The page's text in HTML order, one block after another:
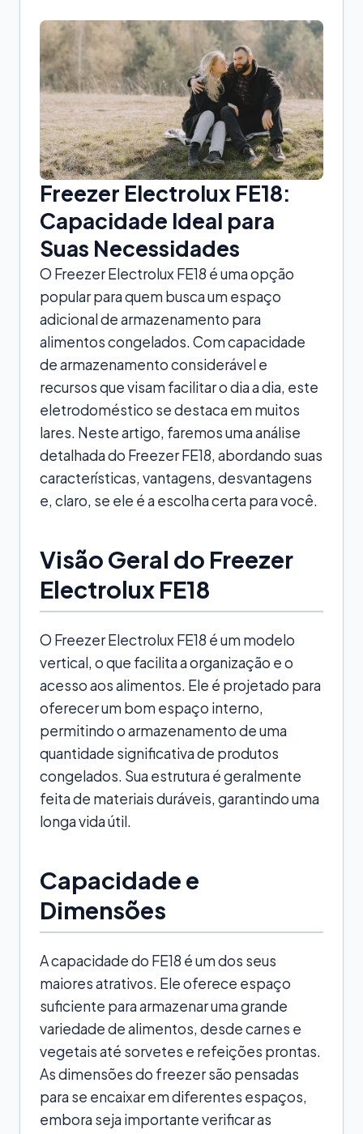
Freezer Electrolux FE18:
Capacidade Ideal para
Suas Necessidades
O Freezer Electrolux FE18 é uma opção
popular para quem busca um espaço
adicional de armazenamento para
alimentos congelados. Com capacidade
de armazenamento considerável e
recursos que visam facilitar o dia a dia, este
eletrodoméstico se destaca em muitos
lares. Neste artigo, faremos uma análise
detalhada do Freezer FE18, abordando suas
características, vantagens, desvantagens
e, claro, se ele é a escolha certa para você.
Visão Geral do Freezer
Electrolux FE18
O Freezer Electrolux FE18 é um modelo
vertical, o que facilita a organização e o
acesso aos alimentos. Ele é projetado para
oferecer um bom espaço interno,
permitindo o armazenamento de uma
quantidade significativa de produtos
congelados. Sua estrutura é geralmente
feita de materiais duráveis, garantindo uma
longa vida útil.
Capacidade e
Dimensões
A capacidade do FE18 é um dos seus
maiores atrativos. Ele oferece espaço
suficiente para armazenar uma grande
variedade de alimentos, desde carnes e
vegetais até sorvetes e refeições prontas.
As dimensões do freezer são pensadas
para se encaixar em diferentes espaços,
embora seja importante verificar as